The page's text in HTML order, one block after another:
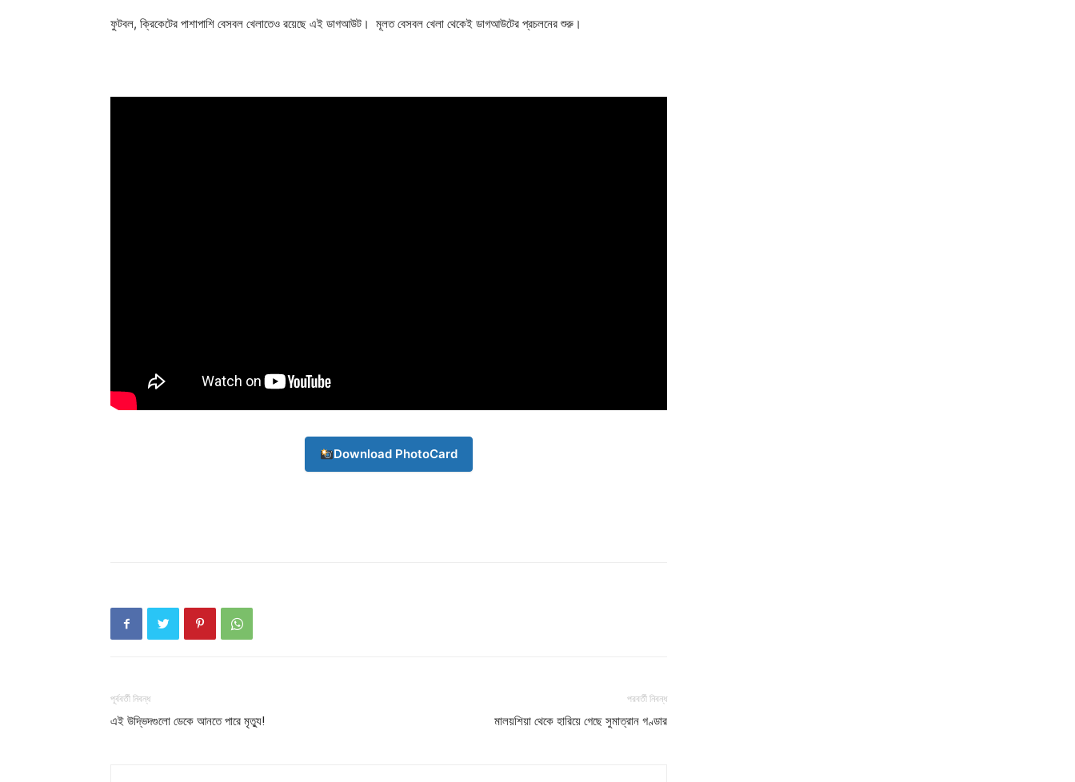
ফুটবল, ক্রিকেটের পাশাপাশি বেসবল খেলাতেও রয়েছে এই ডাগআউট। মূলত বেসবল খেলা থেকেই ডাগআউটের প্রচলনের শুরু।
Download PhotoCard
পূর্ববর্তী নিবন্ধ
এই উদ্ভিদগুলো ডেকে আনতে পারে মৃত্যু!
পরবর্তী নিবন্ধ
মালয়শিয়া থেকে হারিয়ে গেছে সুমাত্রান গণ্ডার